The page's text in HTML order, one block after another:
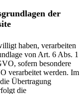
der
haben, verarbeiten
von Art. 6 Abs. 1
sofern besondere
verarbeitet werden. Im
Übertragung
die